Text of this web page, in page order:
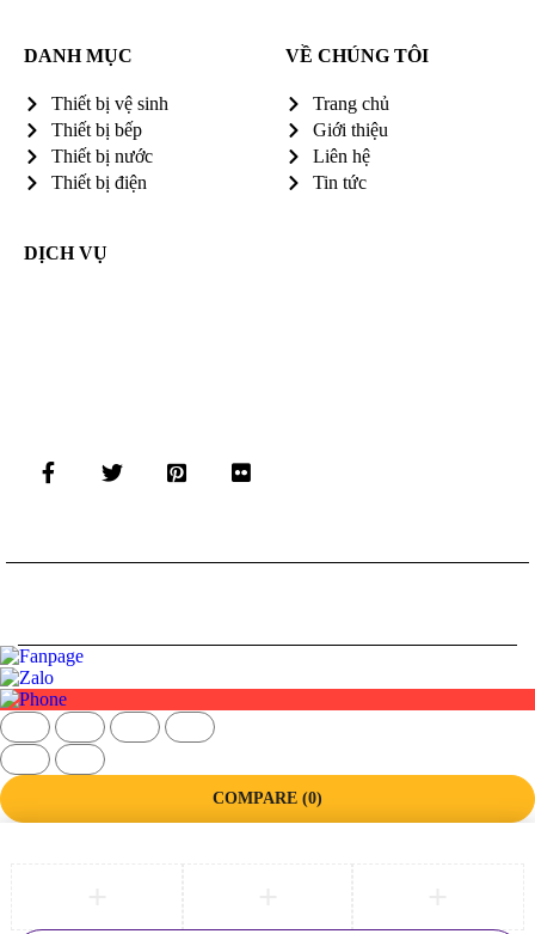
DANH MỤC
Thiết bị vệ sinh
Thiết bị bếp
Thiết bị nước
Thiết bị điện
VỀ CHÚNG TÔI
Trang chủ
Giới thiệu
Liên hệ
Tin tức
DỊCH VỤ
COMPARE (0)